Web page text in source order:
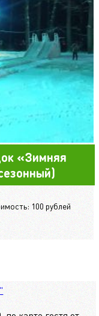
«Зимняя
100 рублей